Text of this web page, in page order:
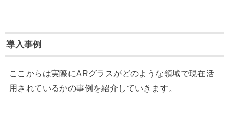
導入事例
ここからは実際にARグラスがどのような領域で現在活
用されているかの事例を紹介していきます。